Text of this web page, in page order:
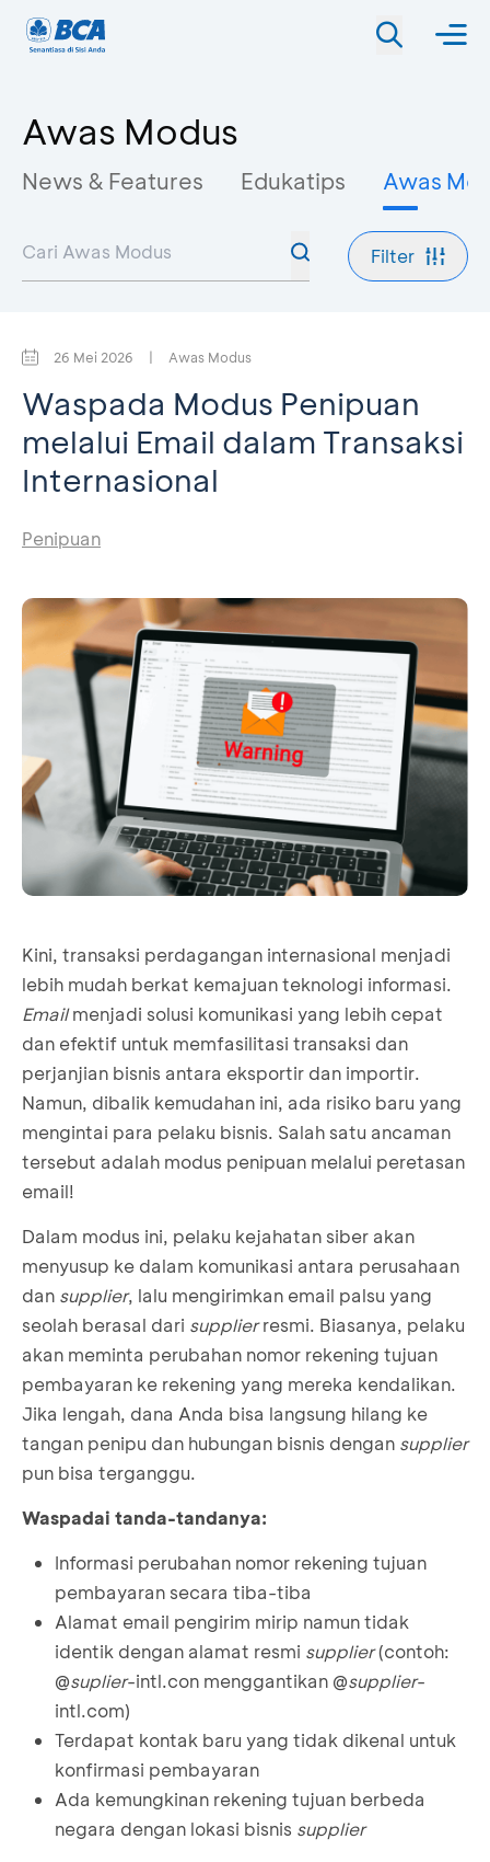
Awas Modus
News & Features Edukatips Awas
Filter
26 Mei 2026 | Awas Modus
Waspada Modus Penipuan
melalui Email dalam Transaksi
Internasional
Penipuan
Kini, transaksi perdagangan internasional menjadi
lebih mudah berkat kemajuan teknologi informasi.
Emailmenjadi solusi komunikasi yang lebih cepat
dan efektif untuk memfasilitasi transaksi dan
perjanjian bisnis antara eksportir dan importir.
Namun, dibalik kemudahan ini, ada risiko baru yang
mengintai para pelaku bisnis. Salah satu ancaman
tersebut adalah modus penipuan melalui peretasan
email!
Dalam modus ini, pelaku kejahatan siber akan
menyusup ke dalam komunikasi antara perusahaan
dan supplier, lalu mengirimkan email palsu yang
seolah berasal dari supplierresmi. Biasanya, pelaku
akan meminta perubahan nomor rekening tujuan
pembayaran ke rekening yang mereka kendalikan.
Jika lengah, dana Anda bisa langsung hilang ke
tangan penipu dan hubungan bisnis dengan supplier
pun bisa terganggu.
Waspadai tanda-tandanya:
Informasi perubahan nomor rekening tujuan
pembayaran secara tiba-tiba
Alamat email pengirim mirip namun tidak
identik dengan alamat resmi supplier(contoh:
@suplier-intl.con menggantikan @supplier-
intl.com)
Terdapat kontak baru yang tidak dikenal untuk
konfirmasi pembayaran
Ada kemungkinan rekening tujuan berbeda
negara dengan lokasi bisnis supplier